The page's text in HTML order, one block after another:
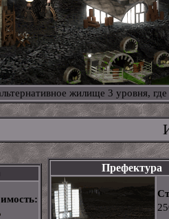
жилище 3 уровня,
Префектура